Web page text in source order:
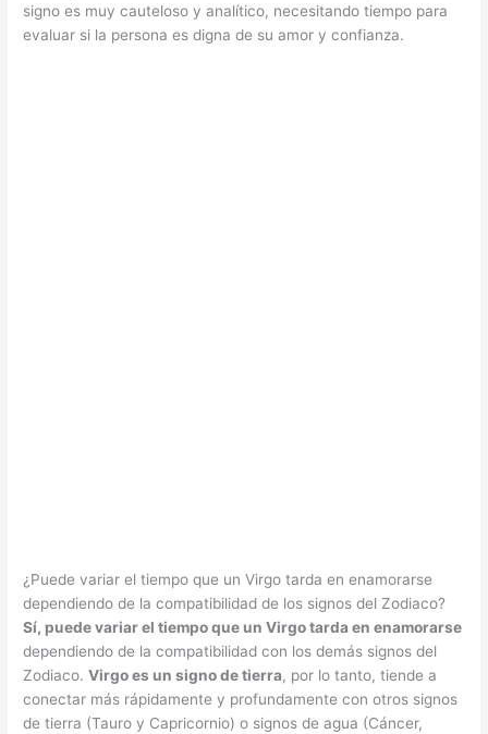
signo es muy cauteloso y analítico, necesitando tiempo para
evaluar si la persona es digna de su amor y confianza.
¿Puede variar el tiempo que un Virgo tarda en enamorarse
dependiendo de la compatibilidad de los signos del Zodiaco?
Sí, puede variar el tiempo que un Virgo tarda en enamorarse
dependiendo de la compatibilidad con los demás signos del
Zodiaco.Virgo es un signo de tierra, por lo tanto, tiende a
conectar más rápidamente y profundamente con otros signos
de tierra (Tauro y Capricornio) o signos de agua (Cáncer,